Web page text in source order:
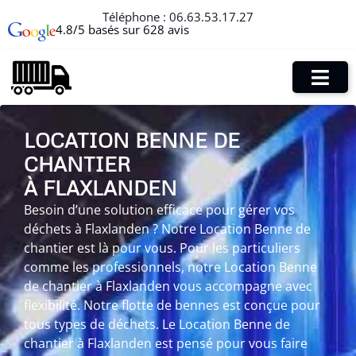
Téléphone : 06.63.53.17.27
4.8/5 basés sur 628 avis
LOCATION BENNE DE
CHANTIER
À FLAXLANDEN
Besoin d’une solution efficace pour gérer vos
déchets à Flaxlanden ? Notre Location Benne de
chantier est là pour vous. Pour les particuliers
comme les professionnels, notre Location Benne
de chantier à Flaxlanden vous accompagne avec
flexibilité. Notre flotte de bennes est conçue pour
tous types de déchets. Le Location Benne de
chantier à Flaxlanden est pensé pour vous faire